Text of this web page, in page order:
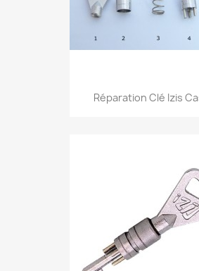
Réparation Clé Izis